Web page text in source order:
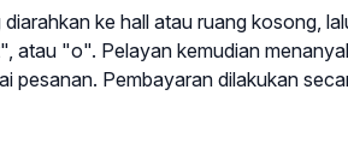
ke hall atau ruang kosong,
atau "o". Pelayan kemudian
pesanan. Pembayaran dilakukan